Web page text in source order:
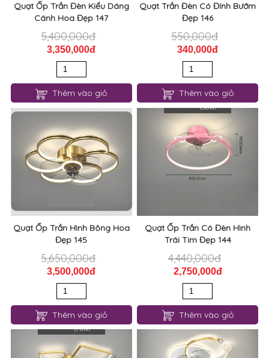
Quạt Ốp Trần Đèn Kiểu Dáng
Cánh Hoa Đẹp 147
5,400,000đ
3,350,000đ
Thêm vào giỏ
Quạt Trần Đèn Có Đính Bướm
Đẹp 146
550,000đ
340,000đ
Thêm vào giỏ
Quạt Ốp Trần Hình Bông Hoa
Đẹp 145
5,650,000đ
3,500,000đ
Thêm vào giỏ
Quạt Ốp Trần Có Đèn Hình
Trái Tim Đẹp 144
4,440,000đ
2,750,000đ
Thêm vào giỏ